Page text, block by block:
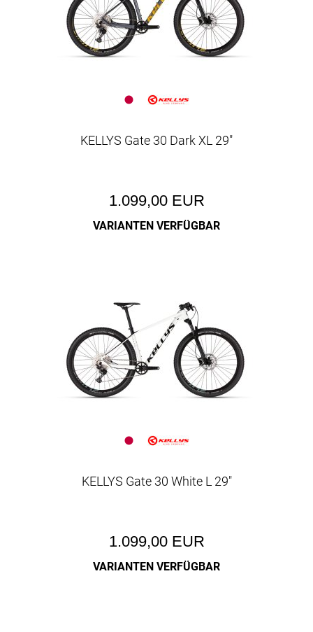
KELLYS Gate 30 Dark XL 29"
1.099,00 EUR
VARIANTEN VERFÜGBAR
KELLYS Gate 30 White L 29"
1.099,00 EUR
VARIANTEN VERFÜGBAR